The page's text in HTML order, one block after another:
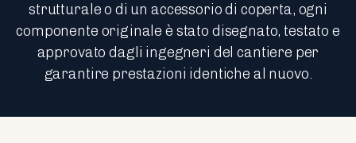
strutturale o di un accessorio di coperta, ogni
componente originale è stato disegnato, testato e
approvato dagli ingegneri del cantiere per
garantire prestazioni identiche al nuovo.